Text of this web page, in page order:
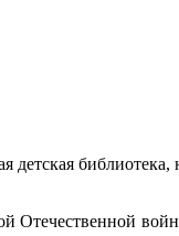
детская
Отечественной